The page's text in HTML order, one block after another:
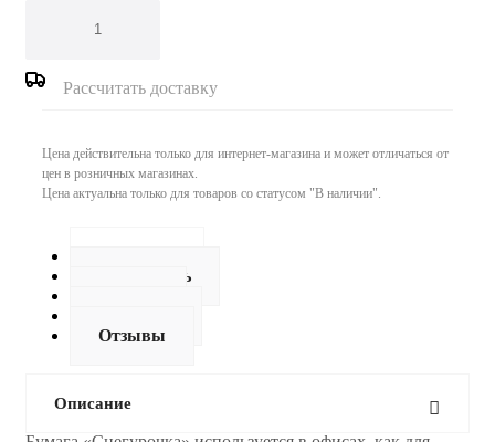
Рассчитать доставку
Цена действительна только для интернет-магазина и может отличаться от
цен в розничных магазинах.
Цена актуальна только для товаров со статусом "В наличии".
Как купить
Отзывы
Описание